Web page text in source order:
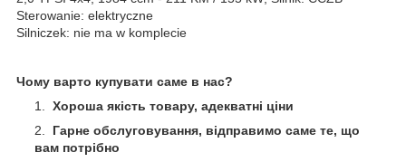
Sterowanie: elektryczne
Silniczek: nie ma w komplecie
Чому варто купувати саме в нас?
Хороша якість товару, адекватні ціни
Гарне обслуговування, відправимо саме те, що
вам потрібно